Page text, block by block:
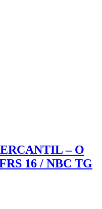
– O
16 / NBC TG